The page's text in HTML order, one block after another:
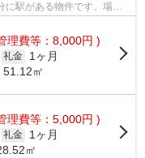
に駅がある物件です。場所
理費等：8,000円 )
礼金
1ヶ月
㎡
理費等：5,000円 )
礼金
1ヶ月
㎡